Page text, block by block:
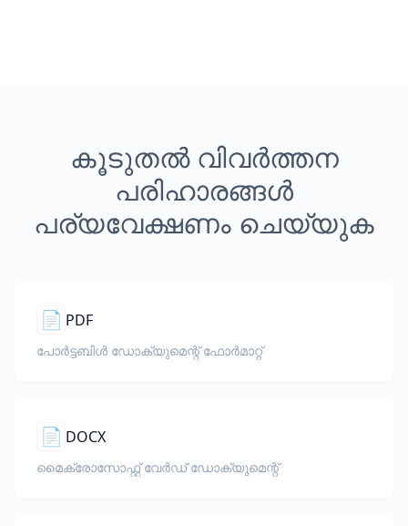
കൂടുതൽ വിവർത്തന
പരിഹാരങ്ങൾ
പര്യവേക്ഷണം ചെയ്യുക
📄 PDF
പോർട്ടബിൾ ഡോക്യുമെന്റ് ഫോർമാറ്റ്
📄 DOCX
മൈക്രോസോഫ്റ്റ് വേർഡ് ഡോക്യുമെന്റ്